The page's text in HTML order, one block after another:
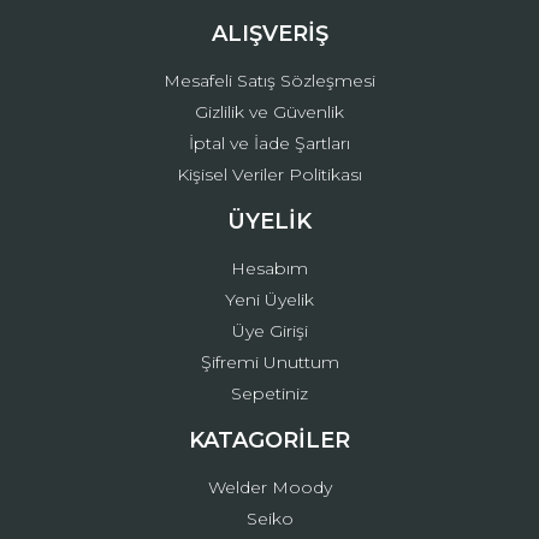
ALIŞVERİŞ
Mesafeli Satış Sözleşmesi
Gizlilik ve Güvenlik
İptal ve İade Şartları
Kişisel Veriler Politikası
ÜYELİK
Hesabım
Yeni Üyelik
Üye Girişi
Şifremi Unuttum
Sepetiniz
KATAGORİLER
Welder Moody
Seiko